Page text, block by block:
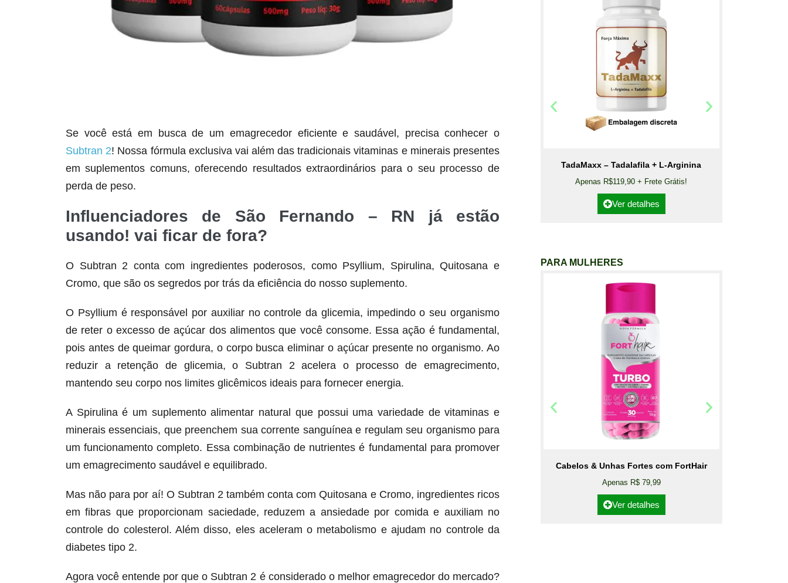
Se você está em busca de um emagrecedor eficiente e saudável, precisa conhecer o
Subtran 2! Nossa fórmula exclusiva vai além das tradicionais vitaminas e minerais presentes
em suplementos comuns, oferecendo resultados extraordinários para o seu processo de
perda de peso.
Influenciadores de São Fernando – RN já estão
usando! vai ficar de fora?
O Subtran 2 conta com ingredientes poderosos, como Psyllium, Spirulina, Quitosana e
Cromo, que são os segredos por trás da eficiência do nosso suplemento.
O Psyllium é responsável por auxiliar no controle da glicemia, impedindo o seu organismo
de reter o excesso de açúcar dos alimentos que você consome. Essa ação é fundamental,
pois antes de queimar gordura, o corpo busca eliminar o açúcar presente no organismo. Ao
reduzir a retenção de glicemia, o Subtran 2 acelera o processo de emagrecimento,
mantendo seu corpo nos limites glicêmicos ideais para fornecer energia.
A Spirulina é um suplemento alimentar natural que possui uma variedade de vitaminas e
minerais essenciais, que preenchem sua corrente sanguínea e regulam seu organismo para
um funcionamento completo. Essa combinação de nutrientes é fundamental para promover
um emagrecimento saudável e equilibrado.
Mas não para por aí! O Subtran 2 também conta com Quitosana e Cromo, ingredientes ricos
em fibras que proporcionam saciedade, reduzem a ansiedade por comida e auxiliam no
controle do colesterol. Além disso, eles aceleram o metabolismo e ajudam no controle da
diabetes tipo 2.
Agora você entende por que o Subtran 2 é considerado o melhor emagrecedor do mercado?
Seca Já Detox – O Fim da gordura
localizada
Ver detalhes
TadaMaxx – Tadalafila + L-Arginina
Apenas R$119,90 + Frete Grátis!
Ver detalhes
PARA MULHERES
Cabelos & Unhas Fortes com FortHair
Apenas R$ 79,99
Ver detalhes